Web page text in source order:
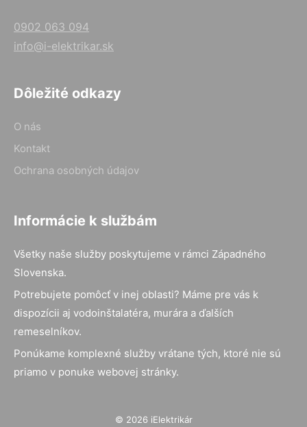
0902 063 094
info@i-elektrikar.sk
Dôležité odkazy
O nás
Kontakt
Ochrana osobných údajov
Informácie k službám
Všetky naše služby poskytujeme v rámci Západného
Slovenska.
Potrebujete pomôcť v inej oblasti? Máme pre vás k
dispozícii aj vodoinštalatéra, murára a ďalších
remeselníkov.
Ponúkame komplexné služby vrátane tých, ktoré nie sú
priamo v ponuke webovej stránky.
© 2026 iElektrikár